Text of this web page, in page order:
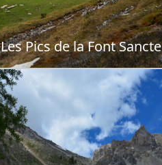
Les Pics de la Font Sancte